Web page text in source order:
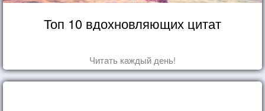
Топ 10 вдохновляющих цитат
Читать каждый день!